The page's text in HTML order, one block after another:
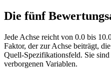
Die fünf
Jede Achse reicht von 0.0 bis
Faktor, der zur Achse beiträgt,
Quell-Spezifikationsfeld. Sie
verborgenen Variablen.